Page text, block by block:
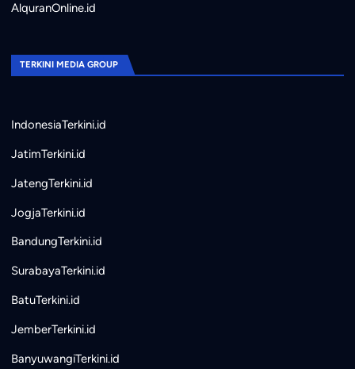
AlquranOnline.id
TERKINI MEDIA GROUP
IndonesiaTerkini.id
JatimTerkini.id
JatengTerkini.id
JogjaTerkini.id
BandungTerkini.id
SurabayaTerkini.id
BatuTerkini.id
JemberTerkini.id
BanyuwangiTerkini.id